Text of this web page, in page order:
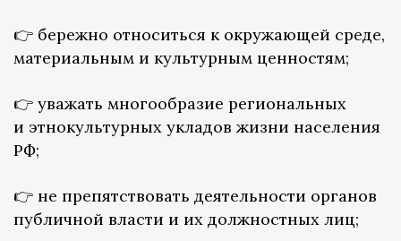
👉 бережно относиться к окружающей среде,
материальным и культурным ценностям;
👉 уважать многообразие региональных
и этнокультурных укладов жизни населения
РФ;
👉 не препятствовать деятельности органов
публичной власти и их должностных лиц;